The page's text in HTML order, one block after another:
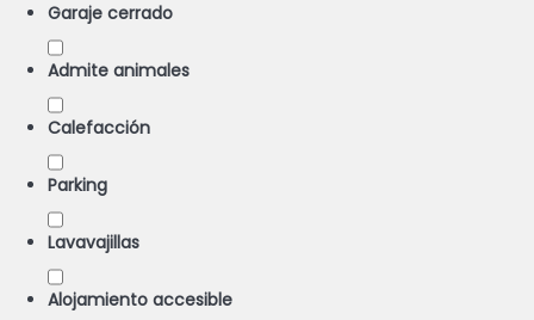
Garaje cerrado
Admite animales
Calefacción
Parking
Lavavajillas
Alojamiento accesible